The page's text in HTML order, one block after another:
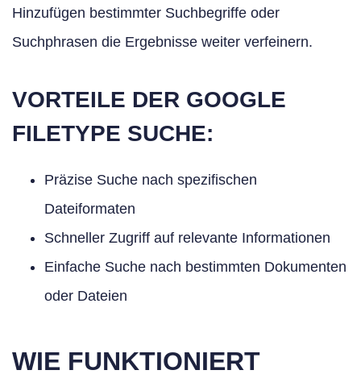
Hinzufügen bestimmter Suchbegriffe oder
Suchphrasen die Ergebnisse weiter verfeinern.
VORTEILE DER GOOGLE
FILETYPE SUCHE:
Präzise Suche nach spezifischen
Dateiformaten
Schneller Zugriff auf relevante Informationen
Einfache Suche nach bestimmten Dokumenten
oder Dateien
WIE FUNKTIONIERT